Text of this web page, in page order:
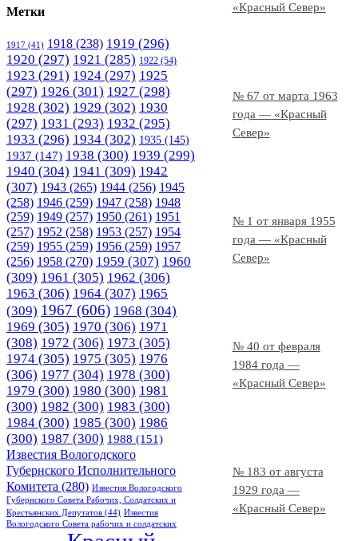
«Красный Север»
№ 67 от марта 1963
года — «Красный
Север»
№ 1 от января 1955
года — «Красный
Север»
№ 40 от февраля
1984 года —
«Красный Север»
№ 183 от августа
1929 года —
«Красный Север»
Метки
1917 (41) 1918 (238) 1919 (296)
1920 (297) 1921 (285) 1922 (54)
1923 (291) 1924 (297) 1925
(297) 1926 (301) 1927 (298)
1928 (302) 1929 (302) 1930
(297) 1931 (293) 1932 (295)
1933 (296) 1934 (302) 1935 (145)
1937 (147) 1938 (300) 1939 (299)
1940 (304) 1941 (309) 1942
(307) 1943 (265) 1944 (256) 1945
(258) 1946 (259) 1947 (258) 1948
(259) 1949 (257) 1950 (261) 1951
(257) 1952 (258) 1953 (257) 1954
(259) 1955 (259) 1956 (259) 1957
(256) 1958 (270) 1959 (307) 1960
(309) 1961 (305) 1962 (306)
1963 (306) 1964 (307) 1965
(309) 1967 (606) 1968 (304)
1969 (305) 1970 (306) 1971
(308) 1972 (306) 1973 (305)
1974 (305) 1975 (305) 1976
(306) 1977 (304) 1978 (300)
1979 (300) 1980 (300) 1981
(300) 1982 (300) 1983 (300)
1984 (300) 1985 (300) 1986
(300) 1987 (300) 1988 (151)
Известия Вологодского
Губернского Исполнительного
Комитета (280) Известия Вологодского
Губернского Совета Рабочих, Солдатских и
Крестьянских Депутатов (44) Известия
Вологодского Совета рабочих и солдатских